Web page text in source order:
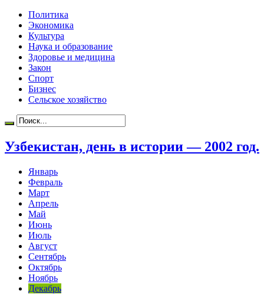
Политика
Экономика
Культура
Наука и образование
Здоровье и медицина
Закон
Спорт
Бизнес
Сельское хозяйство
Узбекистан, день в истории — 2002 год.
Январь
Февраль
Март
Апрель
Май
Июнь
Июль
Август
Сентябрь
Октябрь
Ноябрь
Декабрь